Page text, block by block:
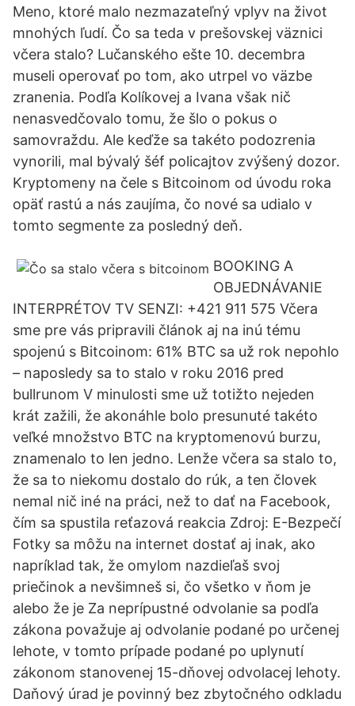
Meno, ktoré malo nezmazateľný vplyv na život
mnohých ľudí. Čo sa teda v prešovskej väznici
včera stalo? Lučanského ešte 10. decembra
museli operovať po tom, ako utrpel vo väzbe
zranenia. Podľa Kolíkovej a Ivana však nič
nenasvedčovalo tomu, že šlo o pokus o
samovraždu. Ale keďže sa takéto podozrenia
vynorili, mal bývalý šéf policajtov zvýšený dozor.
Kryptomeny na čele s Bitcoinom od úvodu roka
opäť rastú a nás zaujíma, čo nové sa udialo v
tomto segmente za posledný deň.
BOOKING A
OBJEDNÁVANIE
INTERPRÉTOV TV SENZI: +421 911 575 Včera
sme pre vás pripravili článok aj na inú tému
spojenú s Bitcoinom: 61% BTC sa už rok nepohlo
– naposledy sa to stalo v roku 2016 pred
bullrunom V minulosti sme už totižto nejeden
krát zažili, že akonáhle bolo presunuté takéto
veľké množstvo BTC na kryptomenovú burzu,
znamenalo to len jedno. Lenže včera sa stalo to,
že sa to niekomu dostalo do rúk, a ten človek
nemal nič iné na práci, než to dať na Facebook,
čím sa spustila reťazová reakcia Zdroj: E-Bezpečí
Fotky sa môžu na internet dostať aj inak, ako
napríklad tak, že omylom nazdieľaš svoj
priečinok a nevšimneš si, čo všetko v ňom je
alebo že je Za neprípustné odvolanie sa podľa
zákona považuje aj odvolanie podané po určenej
lehote, v tomto prípade podané po uplynutí
zákonom stanovenej 15-dňovej odvolacej lehoty.
Daňový úrad je povinný bez zbytočného odkladu